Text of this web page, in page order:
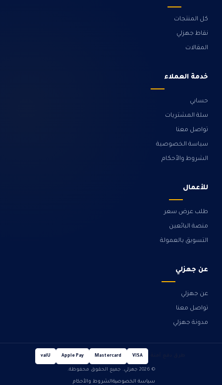
كل المنتجات
نقاط جهزلي
المقالات
خدمة العملاء
حسابي
سلة المشتريات
تواصل معنا
سياسة الخصوصية
الشروط والأحكام
للأعمال
طلب عرض سعر
منصة البائعين
التسويق بالعمولة
عن جهزلي
عن جهزلي
تواصل معنا
مدونة جهزلي
VISA
Mastercard
Apple Pay
valU
© 2026 جهزلي. جميع الحقوق محفوظة.
سياسة الخصوصيةالشروط والأحكام